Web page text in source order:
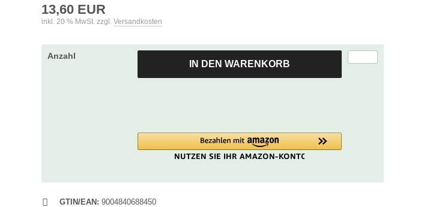
zu
gelangen.
und
Streichgesten
13,60 EUR
inkl. 20 % MwSt. zzgl. Versandkosten
Anzahl
IN DEN WARENKORB
GTIN/EAN: 9004840688450